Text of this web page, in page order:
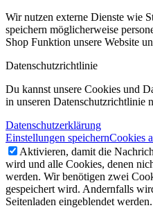
Wir nutzen externe Dienste wie
speichern möglicherweise
Shop Funktion unsere Website
Datenschutzrichtlinie
Du kannst unsere Cookies und
in unseren Datenschutzrichtlinie
Datenschutzerklärung
Einstellungen speichernCookies
Aktivieren, damit die
wird und alle Cookies, denen
werden. Wir benötigen zwei
gespeichert wird. Andernfalls
Seitenladen eingeblendet werden.